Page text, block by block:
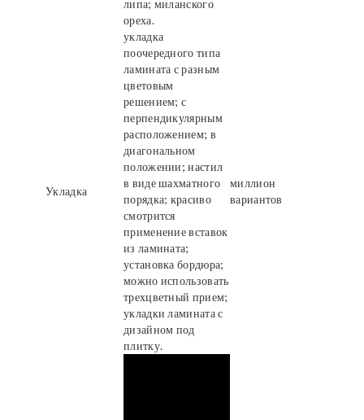
липа; миланского
ореха.
Укладка
укладка
поочередного типа
ламината с разным
цветовым
решением; с
перпендикулярным
расположением; в
диагональном
положении; настил
в виде шахматного
порядка; красиво
смотрится
применение вставок
из ламината;
установка бордюра;
можно использовать
трехцветный прием;
укладки ламината с
дизайном под
плитку.
миллион
вариантов